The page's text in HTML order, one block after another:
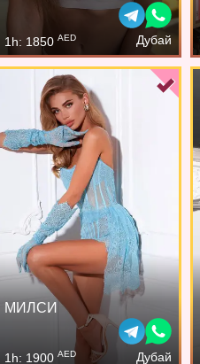
1h: 1850AED Дубай
МИЛСИ
1h: 1900AED Дубай